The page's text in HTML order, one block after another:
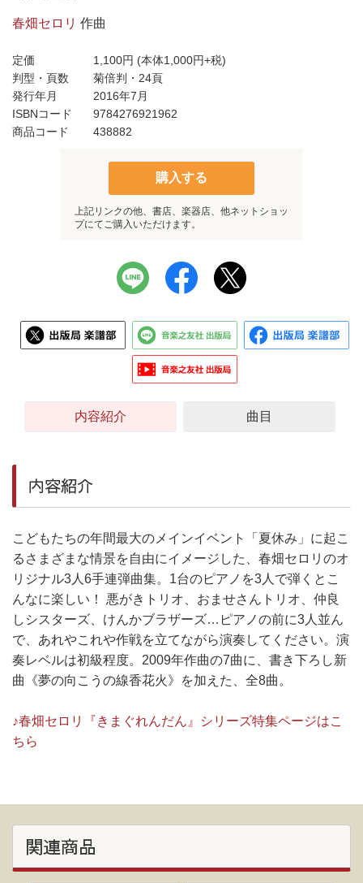
春畑セロリ 作曲
定価 1,100円 (本体1,000円+税)
判型・頁数
菊倍判・24頁
発行年月
2016年7月
ISBNコード
9784276921962
商品コード
438882
購入する
上記リンクの他、書店、楽器店、他ネットショッ
プにてご購入いただけます。
内容紹介 曲目
内容紹介
こどもたちの年間最大のメインイベント「夏休み」に起こ
るさまざまな情景を自由にイメージした、春畑セロリのオ
リジナル3人6手連弾曲集。1台のピアノを3人で弾くとこ
んなに楽しい！ 悪がきトリオ、おませさんトリオ、仲良
しシスターズ、けんかブラザーズ…ピアノの前に3人並ん
で、あれやこれや作戦を立てながら演奏してください。演
奏レベルは初級程度。2009年作曲の7曲に、書き下ろし新
曲《夢の向こうの線香花火》を加えた、全8曲。
♪春畑セロリ『きまぐれんだん』シリーズ特集ページはこ
ちら
関連商品